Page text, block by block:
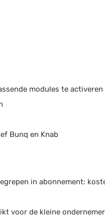
modules te activeren
Bunq en Knab
in abonnement:
voor de kleine ondernemer